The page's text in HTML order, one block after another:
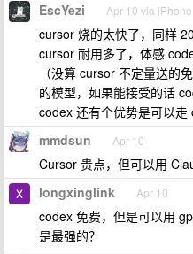
EscYezi Apr 10 via iPhone
cursor 烧的太快了，同样
cursor 耐用多了，体感
（没算 cursor 不定量送的
的模型，如果能接受的话
codex 还有个优势是可以走
mmdsun Apr 10
Cursor 贵点，但可以用
longxinglink Apr 10
codex 免费，但是可以用
是最强的？